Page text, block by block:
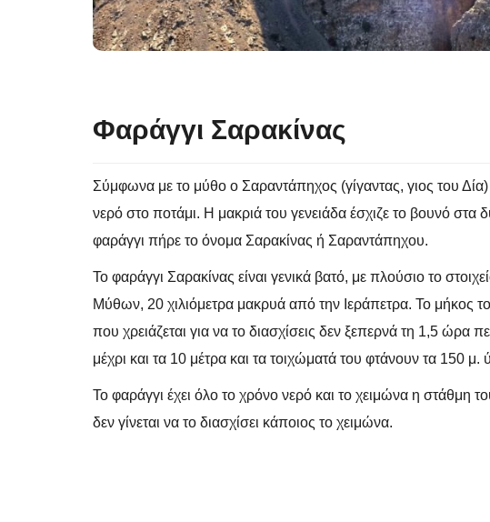
Φαράγγι Σαρακίνας
Σύμφωνα με το μύθο ο Σαραντάπηχος (γίγαντας, γιος του
νερό στο ποτάμι. Η μακριά του γενειάδα έσχιζε το βουνό στα
φαράγγι πήρε το όνομα Σαρακίνας ή Σαραντάπηχου.
Το φαράγγι Σαρακίνας είναι γενικά βατό, με πλούσιο το
Μύθων, 20 χιλιόμετρα μακρυά από την Ιεράπετρα. Το μήκος
που χρειάζεται για να το διασχίσεις δεν ξεπερνά τη 1,5 ώρα
μέχρι και τα 10 μέτρα και τα τοιχώματά του φτάνουν τα 150 μ.
Το φαράγγι έχει όλο το χρόνο νερό και το χειμώνα η στάθμη
δεν γίνεται να το διασχίσει κάποιος το χειμώνα.